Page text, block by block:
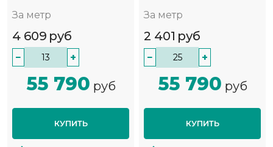
За метр
4 609 руб
− +
55 790 руб
КУПИТЬ
За метр
2 401 руб
− +
55 790 руб
КУПИТЬ